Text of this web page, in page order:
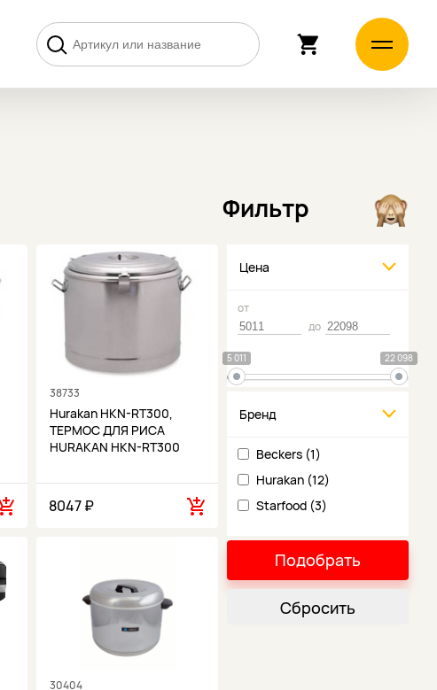
Фильтр
38733
Hurakan HKN-RT300,
ТЕРМОС ДЛЯ РИСА
HURAKAN HKN-RT300
8047 ₽
30404
Цена
от
до
5 011 22 098
Бренд
Beckers (1)
Hurakan (12)
Starfood (3)
Подобрать
Сбросить